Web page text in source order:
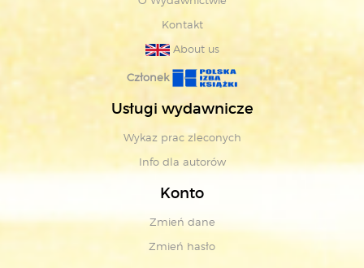
Kontakt
About us
Członek
Usługi wydawnicze
Wykaz prac zleconych
Info dla autorów
Konto
Zmień dane
Zmień hasło